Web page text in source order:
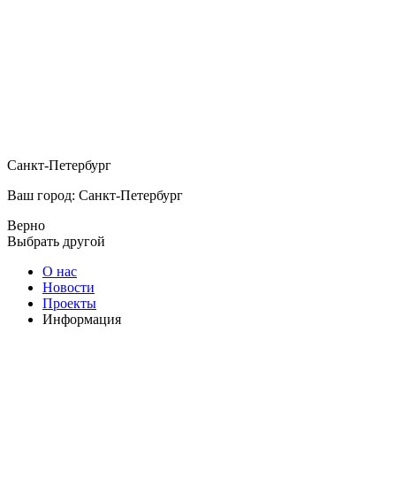
Санкт-Петербург
Ваш город: Санкт-Петербург
Верно
Выбрать другой
О нас
Новости
Проекты
Информация